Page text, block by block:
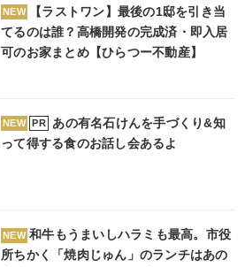
NEW
【ラストワン】最後の1邸を引き当
てるのは誰？高橋開発の完成済・即入居
可のお家まとめ【ひらつー不動産】
NEW PR
あの有名石けんを手づくり&知
って得する食のお話し会あるよ
NEW 和牛もうまいしハラミも最高。市役
所ちかく「焼肉じゅん」のランチはあの